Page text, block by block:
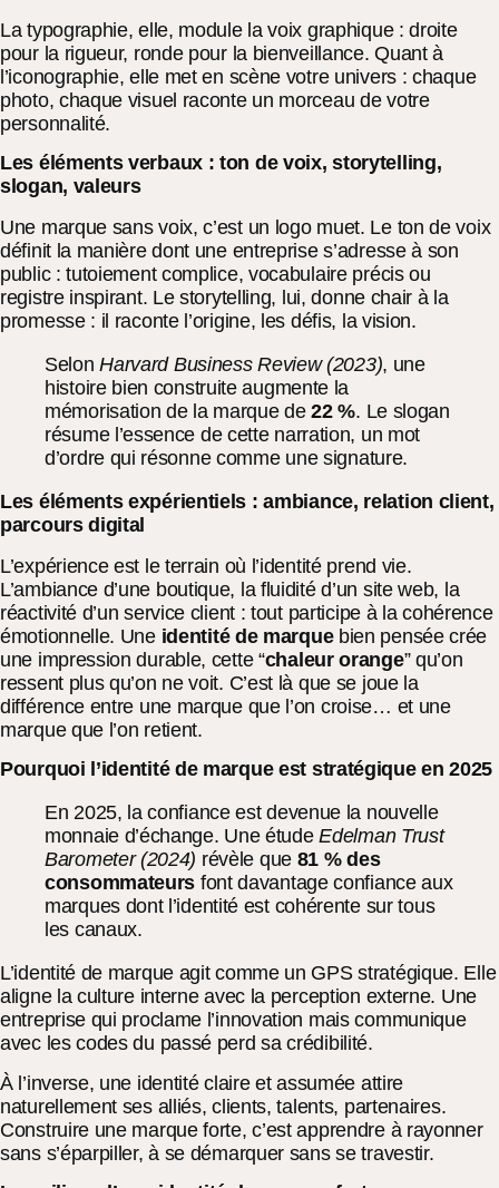
La typographie, elle, module la voix graphique : droite
pour la rigueur, ronde pour la bienveillance. Quant à
l’iconographie, elle met en scène votre univers : chaque
photo, chaque visuel raconte un morceau de votre
personnalité.
Les éléments verbaux : ton de voix, storytelling,
slogan, valeurs
Une marque sans voix, c’est un logo muet. Le ton de voix
définit la manière dont une entreprise s’adresse à son
public : tutoiement complice, vocabulaire précis ou
registre inspirant. Le storytelling, lui, donne chair à la
promesse : il raconte l’origine, les défis, la vision.
SelonHarvard Business Review (2023), une
histoire bien construite augmente la
mémorisation de la marque de22 %. Le slogan
résume l’essence de cette narration, un mot
d’ordre qui résonne comme une signature.
Les éléments expérientiels : ambiance, relation client,
parcours digital
L’expérience est le terrain où l’identité prend vie.
L’ambiance d’une boutique, la fluidité d’un site web, la
réactivité d’un service client : tout participe à la cohérence
émotionnelle. Une identité de marquebien pensée crée
une impression durable, cette “chaleur orange” qu’on
ressent plus qu’on ne voit. C’est là que se joue la
différence entre une marque que l’on croise… et une
marque que l’on retient.
Pourquoi l’identité de marque est stratégique en 2025
En 2025, la confiance est devenue la nouvelle
monnaie d’échange. Une étudeEdelman Trust
Barometer (2024) révèle que 81 % des
consommateurs font davantage confiance aux
marques dont l’identité est cohérente sur tous
les canaux.
L’identité de marque agit comme un GPS stratégique. Elle
aligne la culture interne avec la perception externe. Une
entreprise qui proclame l’innovation mais communique
avec les codes du passé perd sa crédibilité.
À l’inverse, une identité claire et assumée attire
naturellement ses alliés, clients, talents, partenaires.
Construire une marque forte, c’est apprendre à rayonner
sans s’éparpiller, à se démarquer sans se travestir.